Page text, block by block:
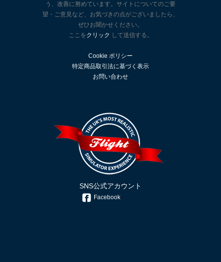
う、改善に努めています。サイトについてのご要
望・ご意見など、お気づきの点がございましたら、
ぜひお聞かせください。
ここをクリック して送信する。
Cookie ポリシー
特定商品取引法に基づく表示
お問い合わせ
SNS公式アカウント
Facebook